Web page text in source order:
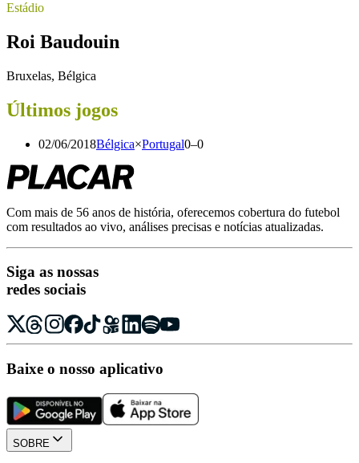
Estádio
Roi Baudouin
Bruxelas, Bélgica
Últimos jogos
02/06/2018Bélgica×Portugal0–0
Com mais de 56 anos de história, oferecemos cobertura do futebol
com resultados ao vivo, análises precisas e notícias atualizadas.
Siga as nossas
redes sociais
Baixe o nosso aplicativo
SOBRE